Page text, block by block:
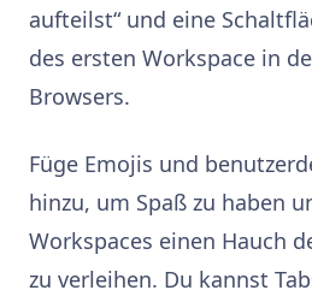
aufteilst“ und eine
des ersten Workspace in
Browsers.
Füge Emojis und
hinzu, um Spaß zu haben
Workspaces einen Hauch
zu verleihen. Du kannst